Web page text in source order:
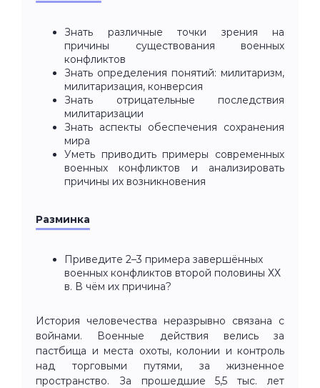
Знать различные точки зрения на
причины существования военных
конфликтов
Знать определения понятий: милитаризм,
милитаризация, конверсия
Знать отрицательные последствия
милитаризации
Знать аспекты обеспечения сохранения
мира
Уметь приводить примеры современных
военных конфликтов и анализировать
причины их возникновения
Разминка
Приведите 2–3 примера завершённых
военных конфликтов второй половины ХХ
в. В чём их причина?
История человечества неразрывно связана с
войнами. Военные действия велись за
пастбища и места охоты, колонии и контроль
над торговыми путями, за жизненное
пространство. За прошедшие 5,5 тыс. лет